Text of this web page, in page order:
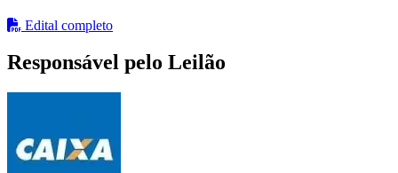
Edital completo
Responsável pelo Leilão